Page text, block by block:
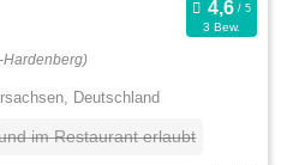
3 Bew.
Hardenberg)
Deutschland
im Restaurant erlaubt